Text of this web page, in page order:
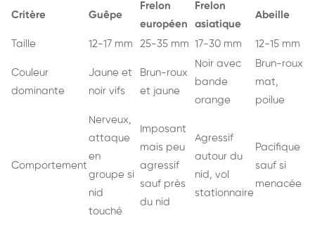
Critère Guêpe
Frelon
européen
Frelon
asiatique
Abeille
Taille 12-17 mm 25-35 mm 17-30 mm 12-15 mm
Couleur
dominante
Jaune et
noir vifs
Brun-roux
et jaune
Noir avec
bande
orange
Brun-roux
mat,
poilue
Comportement
Nerveux,
attaque
en
groupe si
nid
touché
Imposant
mais peu
agressif
sauf près
du nid
Agressif
autour du
nid, vol
stationnaire
Pacifique
sauf si
menacée